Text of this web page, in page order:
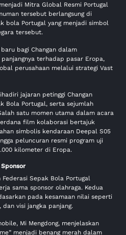
Mitra Global Resmi Portugal
tersebut berlangsung di
bola Portugal yang menjadi simbol
tersebut.
bagi Changan dalam
terhadap pasar Eropa,
perusahaan melalui strategi Vast
jajaran petinggi Changan
Bola Portugal, serta sejumlah
satu momen utama dalam acara
film kolaborasi bertajuk
simbolis kendaraan Deepal S05
peluncuran resmi program uji
kilometer di Eropa.
Sepak Bola Portugal
sama sponsor olahraga. Kedua
pada kesamaan nilai seperti
dan visi jangka panjang.
Mi Mengdong, menjelaskan
menjadi benang merah dalam